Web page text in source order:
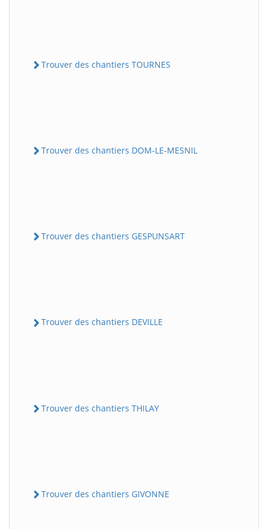
Trouver des chantiers TOURNES
Trouver des chantiers DOM-LE-MESNIL
Trouver des chantiers GESPUNSART
Trouver des chantiers DEVILLE
Trouver des chantiers THILAY
Trouver des chantiers GIVONNE